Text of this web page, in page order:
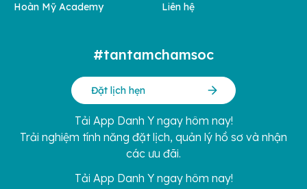
Hoàn Mỹ Academy Liên hệ
#tantamchamsoc
Đặt lịch hẹn
Tải App Danh Y ngay hôm nay!
Trải nghiệm tính năng đặt lịch, quản lý hồ sơ và nhận
các ưu đãi.
Tải App Danh Y ngay hôm nay!